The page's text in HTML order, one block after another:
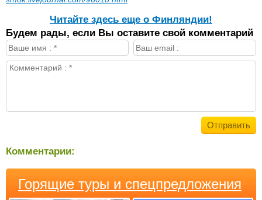
Читайте здесь еще о Финляндии!
Будем рады, если Вы оставите свой комментарий
Комментарии:
Горящие туры и спецпредложения